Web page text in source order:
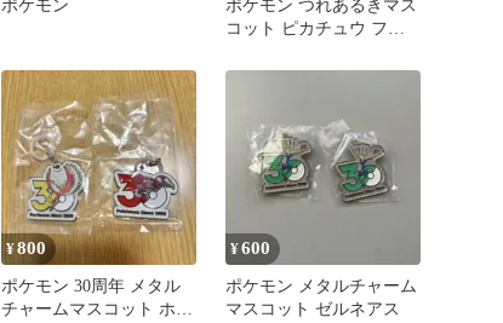
ポケモン
ポケモン つれあるきマス
コット ピカチュウ フシ
¥800
ポケモン 30周年 メタル
チャームマスコット ホウ
¥600
ポケモン メタルチャーム
マスコット ゼルネアス